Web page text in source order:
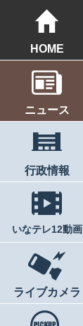
HOME
ニュース
行政情報
いなテレ12動画
ライブカメラ